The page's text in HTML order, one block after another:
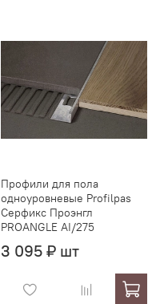
Профили для пола
одноуровневые Profilpas
Серфикс Проэнгл
PROANGLE AI/275
3 095 ₽ шт